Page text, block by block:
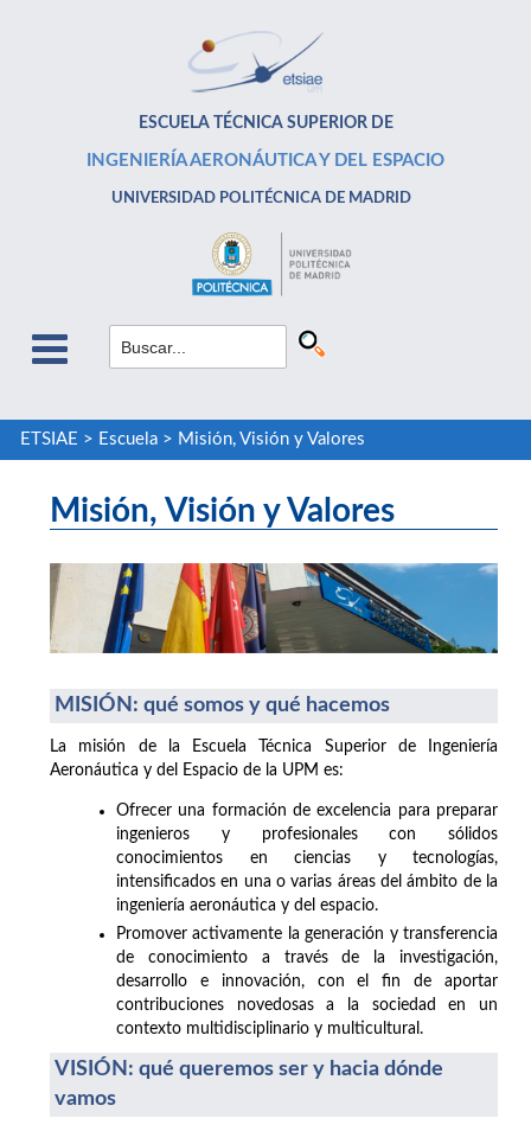
ESCUELA TÉCNICA SUPERIOR DE
INGENIERÍA AERONÁUTICA Y DEL ESPACIO
UNIVERSIDAD POLITÉCNICA DE MADRID
ETSIAE > Escuela> Misión, Visión y Valores
Misión, Visión y Valores
MISIÓN: qué somos y qué hacemos
La misión de la Escuela Técnica Superior de Ingeniería
Aeronáutica y del Espacio de la UPM es:
Ofrecer una formación de excelencia para preparar
ingenieros y profesionales con sólidos
conocimientos en ciencias y tecnologías,
intensificados en una o varias áreas del ámbito de la
ingeniería aeronáutica y del espacio.
Promover activamente la generación y transferencia
de conocimiento a través de la investigación,
desarrollo e innovación, con el fin de aportar
contribuciones novedosas a la sociedad en un
contexto multidisciplinario y multicultural.
VISIÓN: qué queremos ser y hacia dónde
vamos